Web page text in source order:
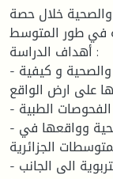
والصحية خلال حصة
في طور المتوسط
أهداف الدراسة :
- الوقوف على مفهوم المراقبة الطبية والصحية و كيفية
على ارض الواقع
- إبراز أهمية الفحوصات الطبية
- تسليط الضوء على المراقة الطبية والصحية وواقعها في
الجزائرية
- تركيز انتباه المشرفين على المؤسسات التربوية الى الجانب